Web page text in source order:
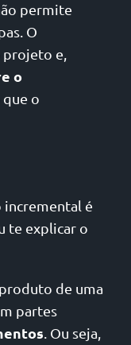
permite
O
projeto e,
o
que o
é
te explicar o
de uma
partes
. Ou seja,